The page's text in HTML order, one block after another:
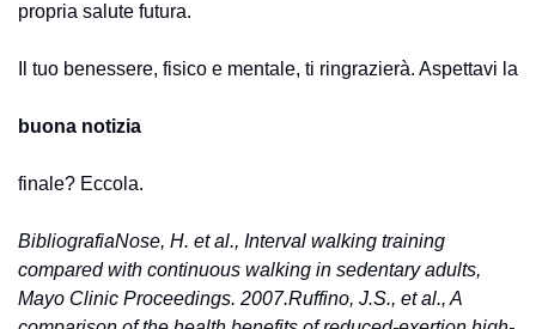
propria salute futura.
buona notizia
finale? Eccola.
BibliografiaNose, H. et al., Interval walking training
compared with continuous walking in sedentary adults,
Mayo Clinic Proceedings. 2007.Ruffino, J.S., et al., A